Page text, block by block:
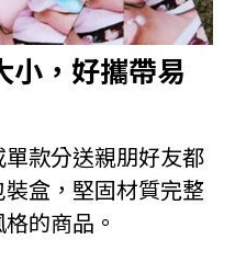
小，好攜帶易
款分送親朋好友都
盒，堅固材質完整
的商品。